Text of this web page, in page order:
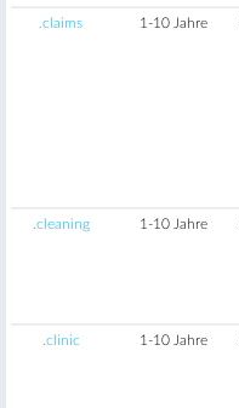
.claims 1-10 Jahre
.cleaning 1-10 Jahre
.clinic 1-10 Jahre